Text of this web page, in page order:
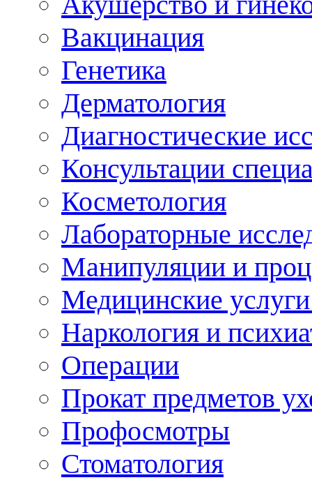
Вакцинация
Генетика
Дерматология
Диагностические
Консультации
Косметология
Лабораторные
Манипуляции и
Медицинские
Наркология и
Операции
Прокат предметов
Профосмотры
Стоматология